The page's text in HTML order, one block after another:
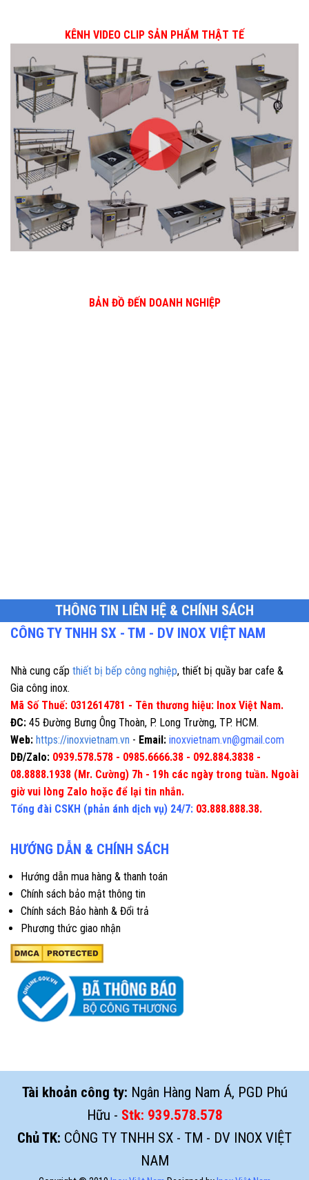
KÊNH VIDEO CLIP SẢN PHẨM THẬT TẾ
BẢN ĐỒ ĐẾN DOANH NGHIỆP
THÔNG TIN LIÊN HỆ & CHÍNH SÁCH
CÔNG TY TNHH SX - TM - DV INOX VIỆT NAM
Nhà cung cấp thiết bị bếp công nghiệp, thiết bị quầy bar cafe &
Gia công inox.
Mã Số Thuế: 0312614781 - Tên thương hiệu: Inox Việt Nam.
ĐC: 45 Đường Bưng Ông Thoàn, P. Long Trường, TP. HCM.
Web: https://inoxvietnam.vn - Email: inoxvietnam.vn@gmail.com
DĐ/Zalo: 0939.578.578 - 0985.6666.38 - 092.884.3838 -
08.8888.1938 (Mr. Cường) 7h - 19h các ngày trong tuần. Ngoài
giờ vui lòng Zalo hoặc để lại tin nhắn.
Tổng đài CSKH (phản ánh dịch vụ) 24/7: 03.888.888.38.
HƯỚNG DẪN & CHÍNH SÁCH
Hướng dẫn mua hàng & thanh toán
Chính sách bảo mật thông tin
Chính sách Bảo hành & Đổi trả
Phương thức giao nhận
Tài khoản công ty: Ngân Hàng Nam Á, PGD Phú
Hữu - Stk: 939.578.578
Chủ TK: CÔNG TY TNHH SX - TM - DV INOX VIỆT
NAM